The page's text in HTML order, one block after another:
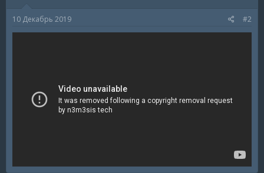
:
10 Декабрь 2019 #2